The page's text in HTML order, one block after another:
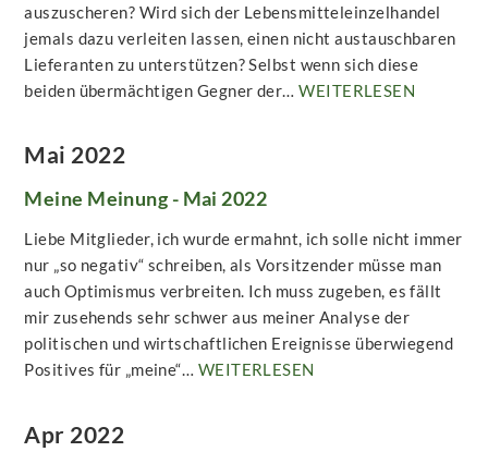
auszuscheren? Wird sich der Lebensmitteleinzelhandel
jemals dazu verleiten lassen, einen nicht austauschbaren
Lieferanten zu unterstützen? Selbst wenn sich diese
beiden übermächtigen Gegner der…WEITERLESEN
Mai 2022
Meine Meinung - Mai 2022
Liebe Mitglieder, ich wurde ermahnt, ich solle nicht immer
nur „so negativ“ schreiben, als Vorsitzender müsse man
auch Optimismus verbreiten. Ich muss zugeben, es fällt
mir zusehends sehr schwer aus meiner Analyse der
politischen und wirtschaftlichen Ereignisse überwiegend
Positives für „meine“… WEITERLESEN
Apr 2022